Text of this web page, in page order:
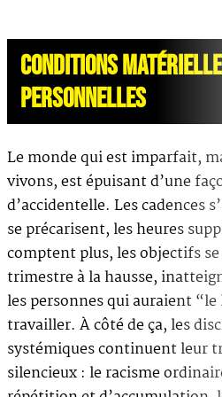
CONDITIONS
PERSONNELLES
Le monde qui est imparfait,
vivons, est épuisant d’une
d’accidentelle. Les cadences
se précarisent, les heures
comptent plus, les objectifs
trimestre à la hausse,
les personnes qui auraient
travailler. À côté de ça, les
systémiques continuent leur
silencieux : le racisme